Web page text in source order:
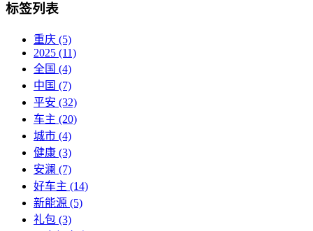
标签列表
重庆 (5)
2025 (11)
全国 (4)
中国 (7)
平安 (32)
车主 (20)
城市 (4)
健康 (3)
安澜 (7)
好车主 (14)
新能源 (5)
礼包 (3)